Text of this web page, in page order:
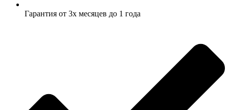
Гарантия от 3х месяцев до 1 года